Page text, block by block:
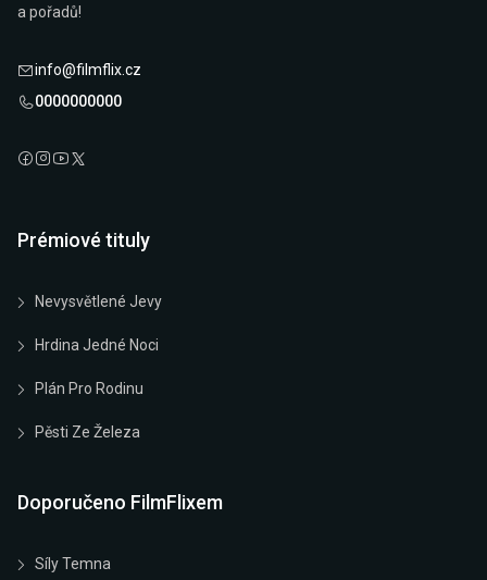
a pořadů!
info@filmflix.cz
0000000000
Prémiové tituly
Nevysvětlené Jevy
Hrdina Jedné Noci
Plán Pro Rodinu
Pěsti Ze Železa
Doporučeno FilmFlixem
Síly Temna